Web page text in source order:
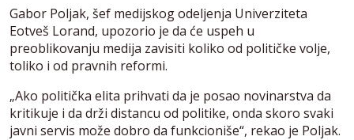
Gabor Poljak, šef medijskog odeljenja Univerziteta
Eotveš Lorand, upozorio je da će uspeh u
preoblikovanju medija zavisiti koliko od političke volje,
toliko i od pravnih reformi.
„Ako politička elita prihvati da je posao novinarstva da
kritikuje i da drži distancu od politike, onda skoro svaki
javni servis može dobro da funkcioniše“, rekao je Poljak.